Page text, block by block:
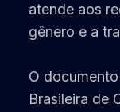
atende aos
gênero e a
O
Brasileira de